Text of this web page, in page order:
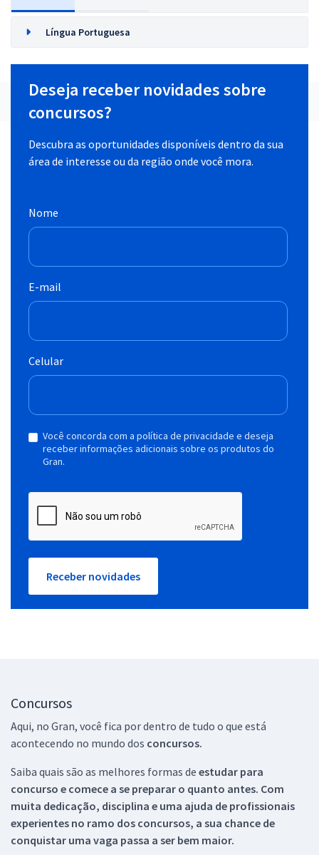
Língua Portuguesa
Deseja receber novidades sobre
concursos?
Descubra as oportunidades disponíveis dentro da sua
área de interesse ou da região onde você mora.
Nome
E-mail
Celular
Você concorda com a política de privacidade e deseja
receber informações adicionais sobre os produtos do
Gran.
Receber novidades
Concursos
Aqui, no Gran, você fica por dentro de tudo o que está
acontecendo no mundo dos concursos.
Saiba quais são as melhores formas de estudar para
concurso e comece a se preparar o quanto antes. Com
muita dedicação, disciplina e uma ajuda de profissionais
experientes no ramo dos concursos, a sua chance de
conquistar uma vaga passa a ser bem maior.